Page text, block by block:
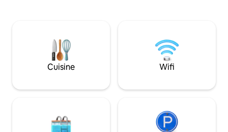
artisanal rencontre le chalet de
campagne. À l'abri des regards, avec un
jacuzzi, un sauna et un
massothérapeute disponible, ce
recherche d'un séjour de pur plaisir !
c'est une base
pause en
facile aux
plages
Cuisine Wifi